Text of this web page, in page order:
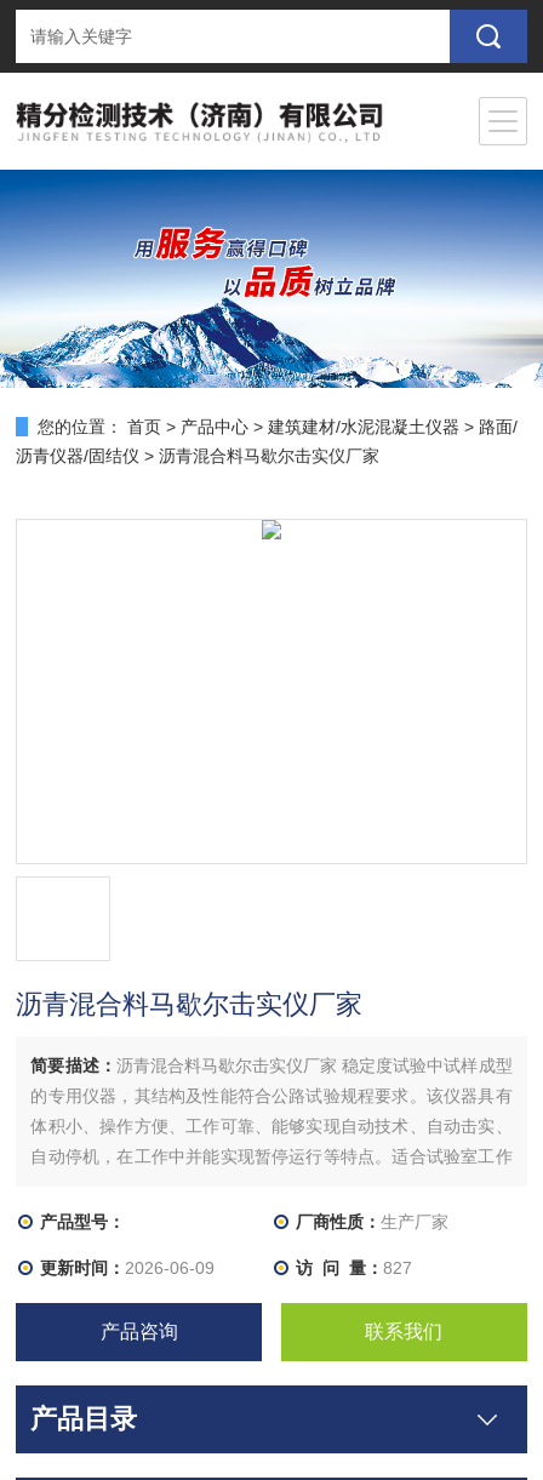
您的位置： 首页 > 产品中心 >建筑建材/水泥混凝土仪器 > 路面/
沥青仪器/固结仪 > 沥青混合料马歇尔击实仪厂家
沥青混合料马歇尔击实仪厂家
简要描述： 沥青混合料马歇尔击实仪厂家 稳定度试验中试样成型
的专用仪器，其结构及性能符合公路试验规程要求。该仪器具有
体积小、操作方便、工作可靠、能够实现自动技术、自动击实、
自动停机，在工作中并能实现暂停运行等特点。适合试验室工作
产品型号：
厂商性质： 生产厂家
更新时间： 2026-06-09 访 问 量： 827
产品咨询 联系我们
产品目录